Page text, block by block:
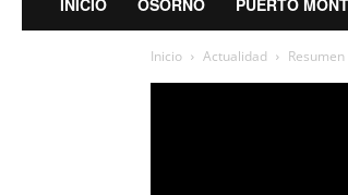
INICIO OSORNO PUERTO
Inicio Actualidad